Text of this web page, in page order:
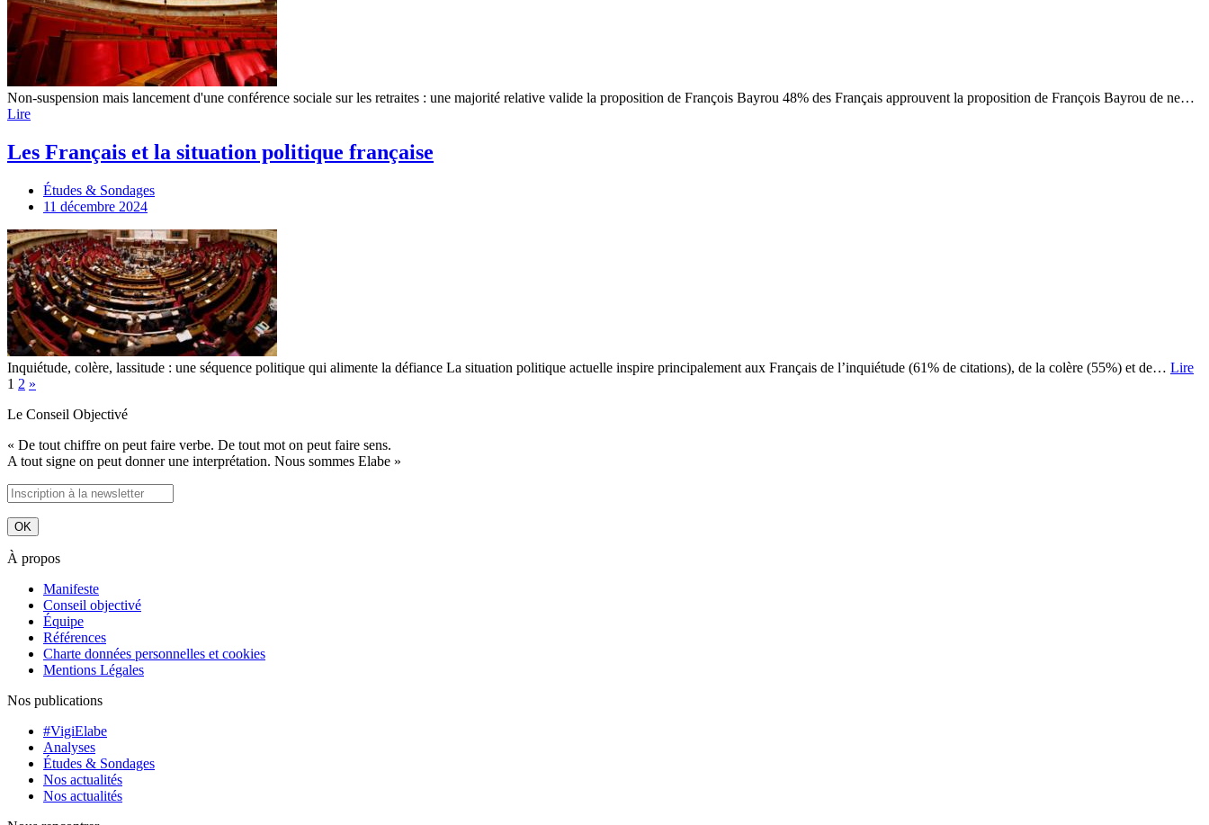
Non-suspension mais lancement d'une conférence sociale sur les retraites : une majorité relative valide la proposition de François Bayrou 48% des Français approuvent la proposition de François Bayrou de ne…
Lire
Les Français et la situation politique française
Études & Sondages
11 décembre 2024
Inquiétude, colère, lassitude : une séquence politique qui alimente la défiance La situation politique actuelle inspire principalement aux Français de l’inquiétude (61% de citations), de la colère (55%) et de… Lire
1 2 »
Le Conseil Objectivé
« De tout chiffre on peut faire verbe. De tout mot on peut faire sens.
A tout signe on peut donner une interprétation. Nous sommes Elabe »
À propos
Manifeste
Conseil objectivé
Équipe
Références
Charte données personnelles et cookies
Mentions Légales
Nos publications
#VigiElabe
Analyses
Études & Sondages
Nos actualités
Nos actualités